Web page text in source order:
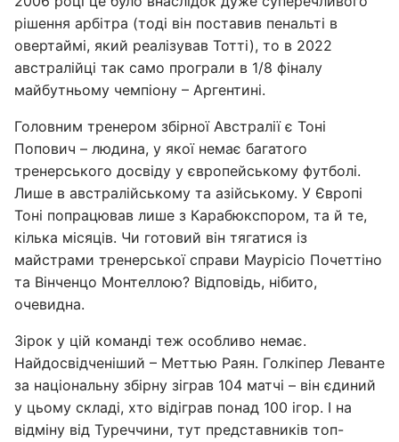
рішення арбітра (тоді він поставив пенальті в
овертаймі, який реалізував Тотті), то в 2022
австралійці так само програли в 1/8 фіналу
майбутньому чемпіону – Аргентині.
Головним тренером збірної Австралії є Тоні
Попович – людина, у якої немає багатого
тренерського досвіду у європейському футболі.
Лише в австралійському та азійському. У Європі
Тоні попрацював лише з Карабюкспором, та й те,
кілька місяців. Чи готовий він тягатися із
майстрами тренерської справи Маурісіо Почеттіно
та Вінченцо Монтеллою? Відповідь, нібито,
очевидна.
Зірок у цій команді теж особливо немає.
Найдосвідченіший – Меттью Раян. Голкіпер Леванте
за національну збірну зіграв 104 матчі – він єдиний
у цьому складі, хто відіграв понад 100 ігор. І на
відміну від Туреччини, тут представників топ-